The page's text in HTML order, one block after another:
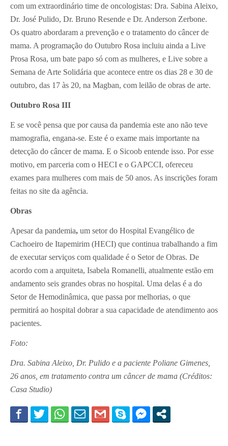
com um extraordinário time de oncologistas: Dra. Sabina Aleixo,
Dr. José Pulido, Dr. Bruno Resende e Dr. Anderson Zerbone.
Os quatro abordaram a prevenção e o tratamento do câncer de
mama. A programação do Outubro Rosa incluiu ainda a Live
Prosa Rosa, um bate papo só com as mulheres, e Live sobre a
Semana de Arte Solidária que acontece entre os dias 28 e 30 de
outubro, das 17 às 20, na Magban, com leilão de obras de arte.
Outubro Rosa III
E se você pensa que por causa da pandemia este ano não teve
mamografia, engana-se. Este é o exame mais importante na
detecção do câncer de mama. E o Sicoob entende isso. Por esse
motivo, em parceria com o HECI e o GAPCCI, ofereceu
exames para mulheres com mais de 50 anos. As inscrições foram
feitas no site da agência.
Obras
Apesar da pandemia, um setor do Hospital Evangélico de
Cachoeiro de Itapemirim (HECI) que continua trabalhando a fim
de executar serviços com qualidade é o Setor de Obras. De
acordo com a arquiteta, Isabela Romanelli, atualmente estão em
andamento seis grandes obras no hospital. Uma delas é a do
Setor de Hemodinâmica, que passa por melhorias, o que
permitirá ao hospital dobrar a sua capacidade de atendimento aos
pacientes.
Foto:
Dra. Sabina Aleixo, Dr. Pulido e a paciente Poliane Gimenes,
26 anos, em tratamento contra um câncer de mama (Créditos:
Casa Studio)